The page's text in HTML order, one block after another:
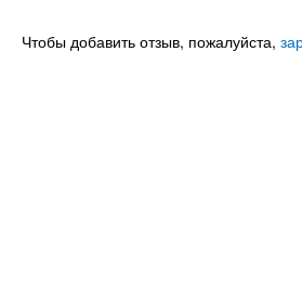
Чтобы добавить отзыв, пожалуйста,